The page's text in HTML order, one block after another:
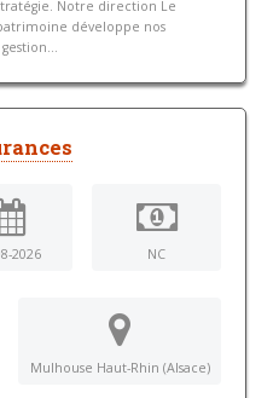
Notre direction Le
développe nos
2026 NC
Mulhouse Haut-Rhin (Alsace)